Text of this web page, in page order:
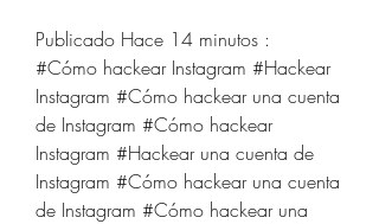
Publicado Hace 14 minutos :
#Cómo hackear Instagram #Hackear
Instagram #Cómo hackear una cuenta
de Instagram #Cómo hackear
Instagram #Hackear una cuenta de
Instagram #Cómo hackear una cuenta
de Instagram #Cómo hackear una